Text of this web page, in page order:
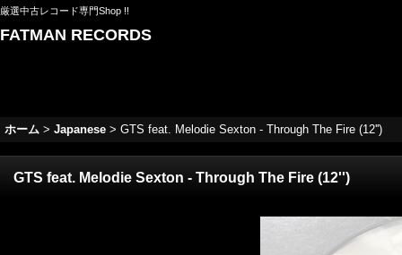
厳選中古レコード専門Shop !!
FATMAN RECORDS
ホーム > Japanese > GTS feat. Melodie Sexton - Through The Fire (12'')
GTS feat. Melodie Sexton - Through The Fire (12'')